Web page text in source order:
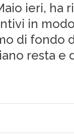
ieri, ha
in
di fondo
resta e